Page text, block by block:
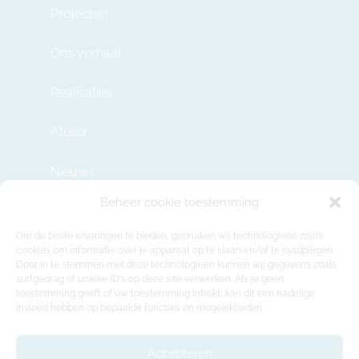
Beheer cookie toestemming
Om de beste ervaringen te bieden, gebruiken wij technologieën zoals
cookies om informatie over je apparaat op te slaan en/of te raadplegen.
Door in te stemmen met deze technologieën kunnen wij gegevens zoals
surfgedrag of unieke ID's op deze site verwerken. Als je geen
toestemming geeft of uw toestemming intrekt, kan dit een nadelige
invloed hebben op bepaalde functies en mogelijkheden.
Accepteren
Projecten
Ons verhaal
Realisaties
Atelier
Nieuws
info@modulehome.be
+32 2 669 36 50